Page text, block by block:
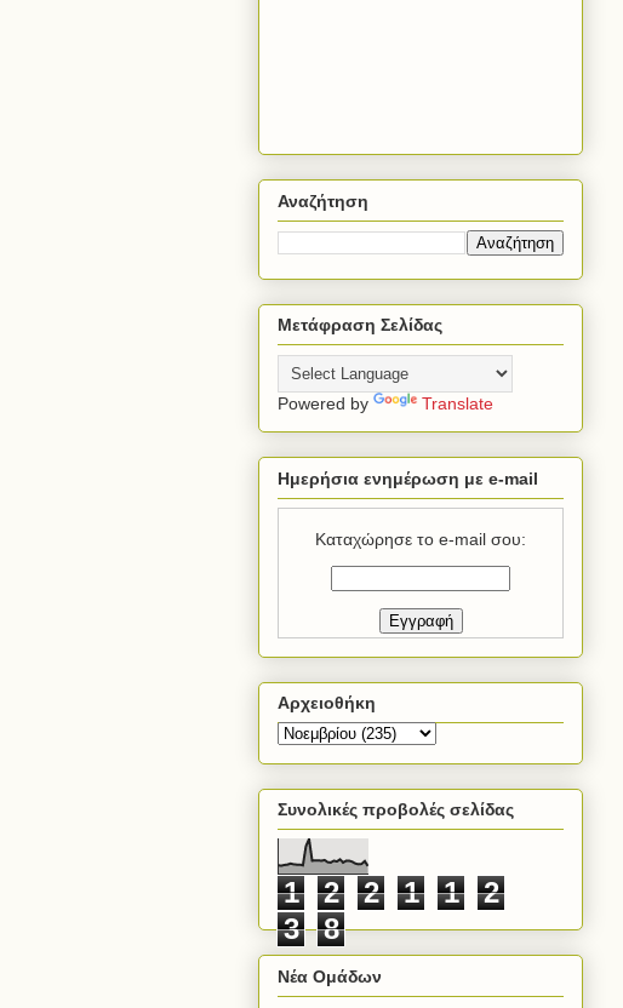
Αναζήτηση
Μετάφραση Σελίδας
Powered by Translate
Ημερήσια ενημέρωση με e-mail
Καταχώρησε το e-mail σου:
Αρχειοθήκη
Συνολικές προβολές σελίδας
1 2 2 1 1
2
3
8
Νέα Ομάδων